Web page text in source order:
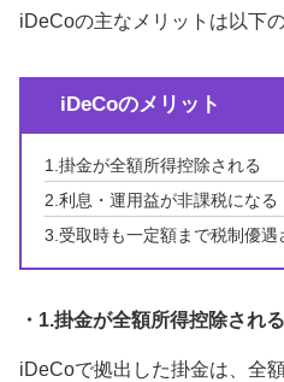
iDeCoの主なメリットは以下の
iDeCoのメリット
1.掛金が全額所得控除される
2.利息・運用益が非課税になる
3.受取時も一定額まで税制優遇
・1.掛金が全額所得控除される
iDeCoで拠出した掛金は、全